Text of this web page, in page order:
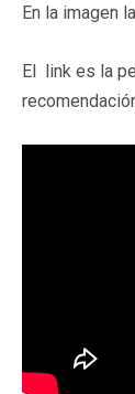
En la imagen
El link es la